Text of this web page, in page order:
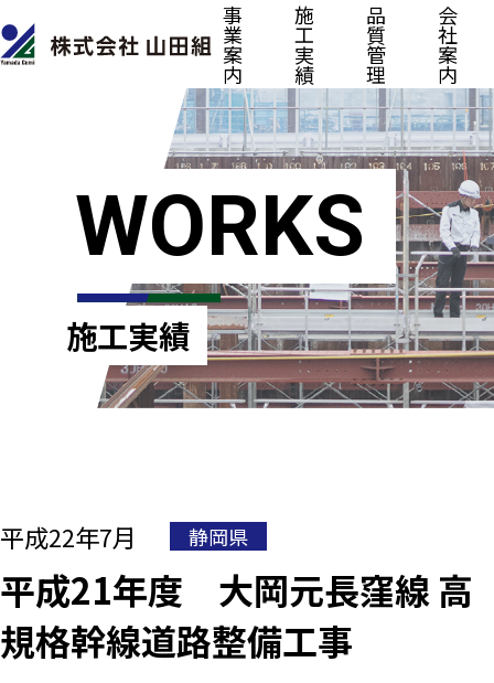
事
業
案
内
施
工
実
績
品
質
管
理
会
社
案
内
WORKS
施工実績
平成22年7月 静岡県
平成21年度 大岡元長窪線 高
規格幹線道路整備工事